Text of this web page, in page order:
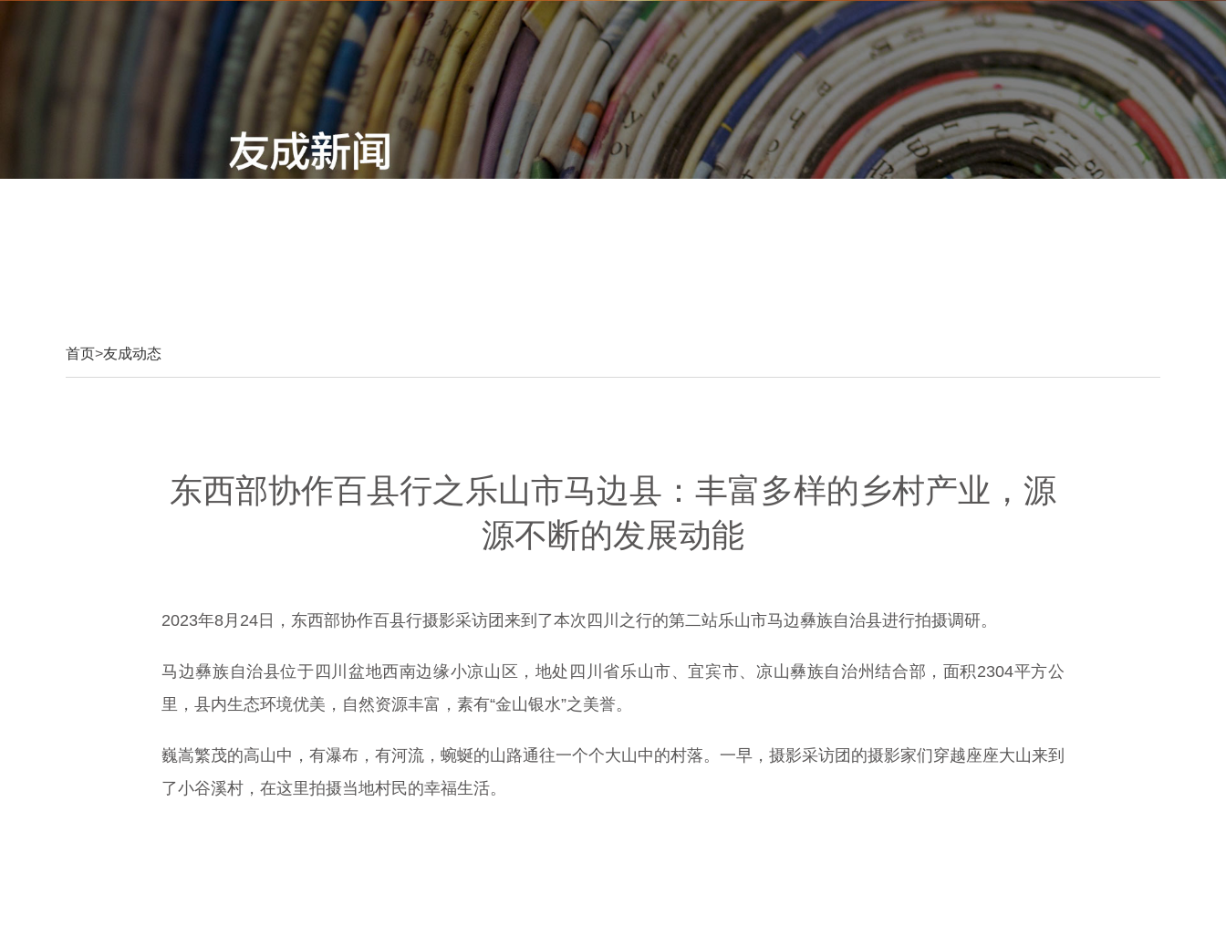
首页>友成动态
东西部协作百县行之乐山市马边县：丰富多样的乡村产业，源
源不断的发展动能
2023年8月24日，东西部协作百县行摄影采访团来到了本次四川之行的第二站乐山市马边彝族自治县进行拍摄调研。
马边彝族自治县位于四川盆地西南边缘小凉山区，地处四川省乐山市、宜宾市、凉山彝族自治州结合部，面积2304平方公
里，县内生态环境优美，自然资源丰富，素有“金山银水”之美誉。
巍嵩繁茂的高山中，有瀑布，有河流，蜿蜒的山路通往一个个大山中的村落。一早，摄影采访团的摄影家们穿越座座大山来到
了小谷溪村，在这里拍摄当地村民的幸福生活。